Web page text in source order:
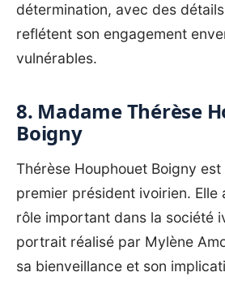
détermination, avec des
reflétent son engagement
vulnérables.
8. Madame Thérèse
Boigny
Thérèse Houphouet Boigny est
premier président ivoirien. Elle
rôle important dans la société
portrait réalisé par Mylène
sa bienveillance et son